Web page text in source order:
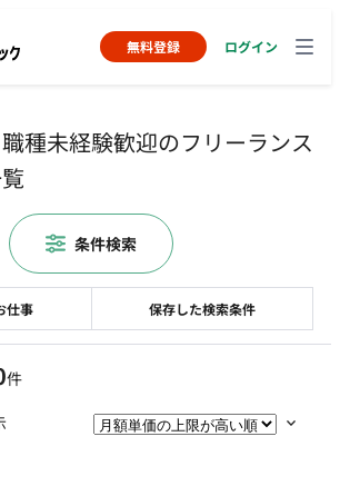
無料登録 ログイン
種未経験歓迎のフリーランス
件
仕事 保存した検索条件
条件検索